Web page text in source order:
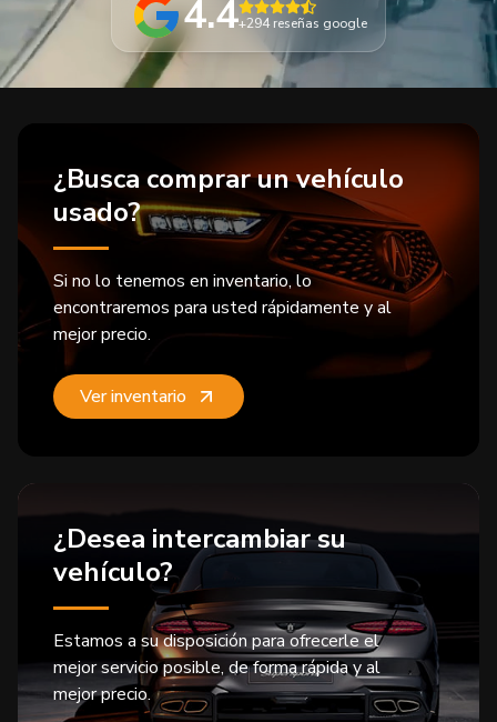
4.4+294 reseñas google
¿Busca comprar un vehículo
usado?
Si no lo tenemos en inventario, lo
encontraremos para usted rápidamente y al
mejor precio.
Ver inventario
¿Desea intercambiar su
vehículo?
Estamos a su disposición para ofrecerle el
mejor servicio posible, de forma rápida y al
mejor precio.